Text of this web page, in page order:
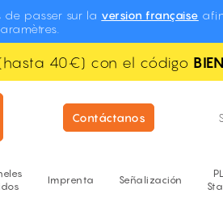
de passer sur la version française
40€) con el código
Contáctanos
Imprenta Señalización